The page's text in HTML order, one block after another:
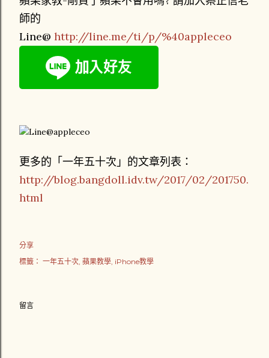
師的
Line@ http://line.me/ti/p/%40appleceo
更多的「一年五十次」的文章列表：
http://blog.bangdoll.idv.tw/2017/02/201750.
html
分享
標籤： 一年五十次 蘋果教學 iPhone教學
留言